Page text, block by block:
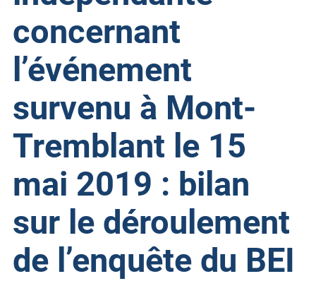
concernant
l’événement
survenu à Mont-
Tremblant le 15
mai 2019 : bilan
sur le déroulement
de l’enquête du BEI